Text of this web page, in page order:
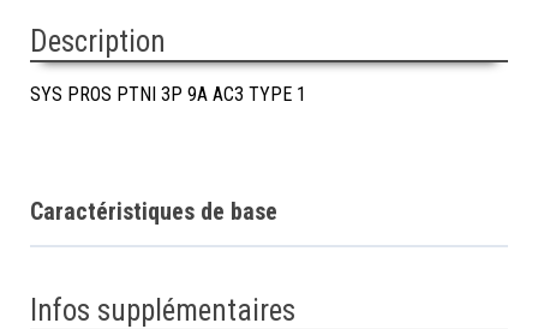
Description
SYS PROS PTNI 3P 9A AC3 TYPE 1
Caractéristiques de base
Infos supplémentaires